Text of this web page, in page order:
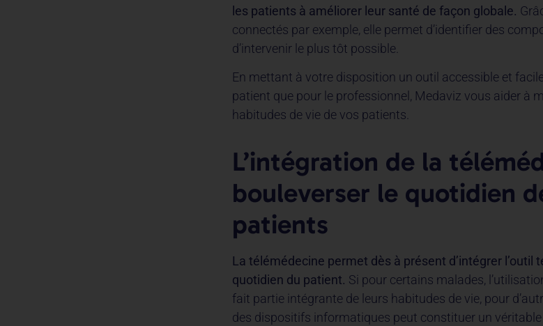
les patients à améliorer leur santé de façon globale.
connectés par exemple, elle permet d’identifier des
d’intervenir le plus tôt possible.
En mettant à votre disposition un outil accessible et
patient que pour le professionnel, Medaviz vous aider à
habitudes de vie de vos patients.
L’intégration de la
bouleverser le quotidien
patients
La télémédecine permet dès à présent d’intégrer l’outil
quotidien du patient. Si pour certains malades,
fait partie intégrante de leurs habitudes de vie, pour
des dispositifs informatiques peut constituer un